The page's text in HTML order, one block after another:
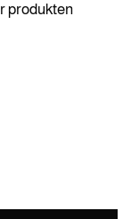
produkten